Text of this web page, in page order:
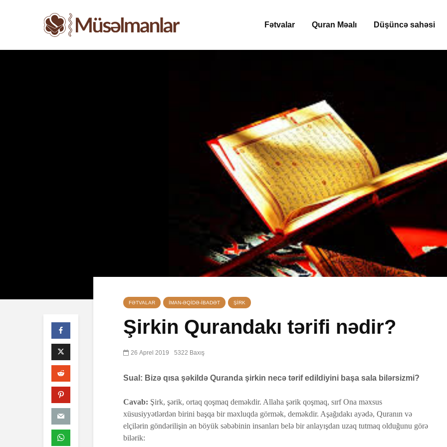
Fətvalar Quran Məalı Düşüncə sahəsi
FƏTVALAR İMAN-ƏQIDƏ-IBADƏT ŞIRK
Şirkin Qurandakı tərifi nədir?
26 Aprel 2019 5322 Baxış
Sual: Bizə qısa şəkildə Quranda şirkin necə tərif edildiyini başa sala bilərsizmi?
Cavab: Şirk, şərik, ortaq qoşmaq deməkdir. Allaha şərik qoşmaq, sırf Ona məxsus
xüsusiyyətlərdən birini başqa bir məxluqda görmək, deməkdir. Aşağıdakı ayədə, Quranın və
elçilərin göndərilişin ən böyük səbəbinin insanları belə bir anlayışdan uzaq tutmaq olduğunu görə
bilərik:
Səba surəsi
40 Baxış
7 İyul 2026 51 Baxış
bacarırdı, yoxsa,
50 Baxış
Səcdə surəsi